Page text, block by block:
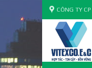
Skip
to
content
CÔNG TY